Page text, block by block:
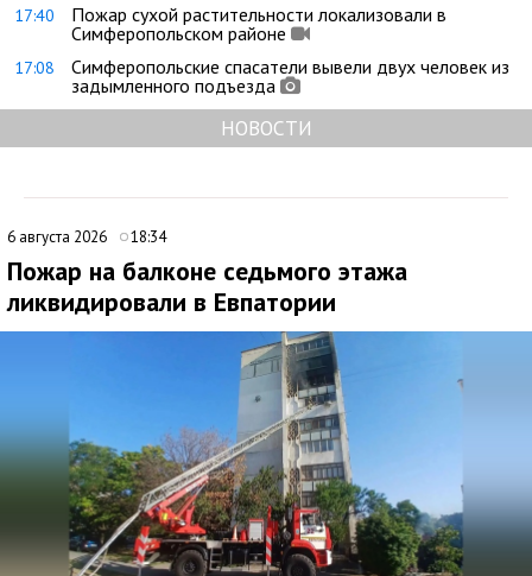
17:40
Пожар сухой растительности локализовали в
Симферопольском районе
17:08
Симферопольские спасатели вывели двух человек из
задымленного подъезда
НОВОСТИ
6 августа 2026 18:34
Пожар на балконе седьмого этажа
ликвидировали в Евпатории